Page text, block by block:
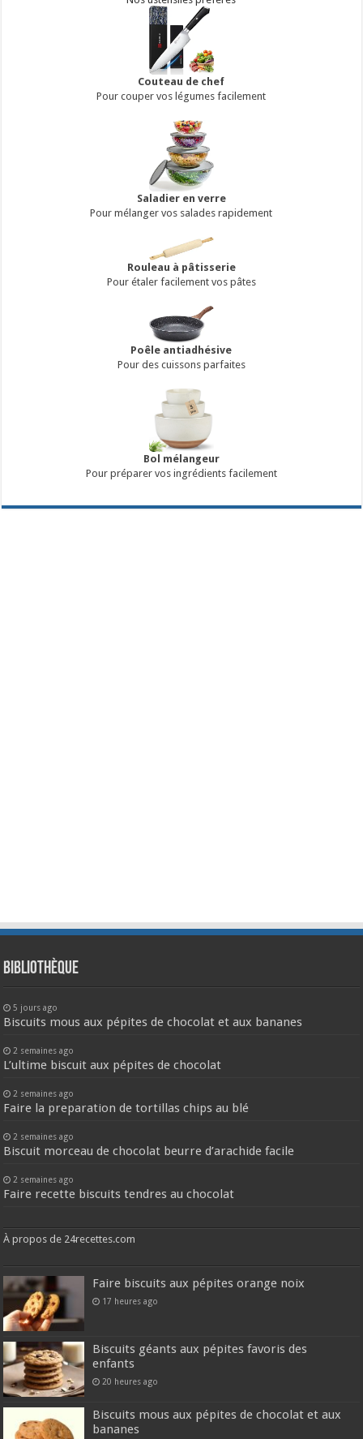
Couteau de chef
Pour couper vos légumes facilement
Saladier en verre
Pour mélanger vos salades rapidement
Rouleau à pâtisserie
Pour étaler facilement vos pâtes
Poêle antiadhésive
Pour des cuissons parfaites
Bol mélangeur
Pour préparer vos ingrédients facilement
Bibliothèque
5 jours ago
Biscuits mous aux pépites de chocolat et aux bananes
2 semaines ago
L’ultime biscuit aux pépites de chocolat
2 semaines ago
Faire la preparation de tortillas chips au blé
2 semaines ago
Biscuit morceau de chocolat beurre d’arachide facile
2 semaines ago
Faire recette biscuits tendres au chocolat
À propos de 24recettes.com
Faire biscuits aux pépites orange noix
17 heures ago
Biscuits géants aux pépites favoris des
enfants
20 heures ago
Biscuits mous aux pépites de chocolat et aux
bananes